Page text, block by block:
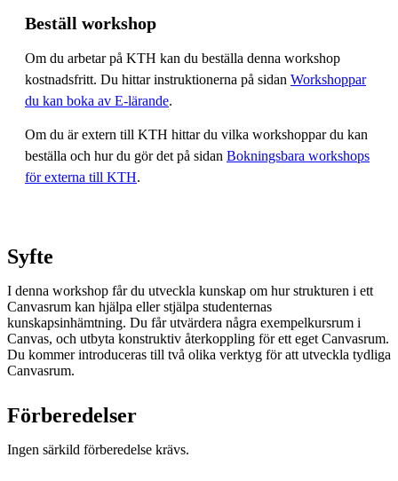
Beställ workshop
Om du arbetar på KTH kan du beställa denna workshop
kostnadsfritt. Du hittar instruktionerna på sidan Workshoppar
du kan boka av E-lärande.
Om du är extern till KTH hittar du vilka workshoppar du kan
beställa och hur du gör det på sidan Bokningsbara workshops
för externa till KTH.
Syfte
I denna workshop får du utveckla kunskap om hur strukturen i ett
Canvasrum kan hjälpa eller stjälpa studenternas
kunskapsinhämtning. Du får utvärdera några exempelkursrum i
Canvas, och utbyta konstruktiv återkoppling för ett eget Canvasrum.
Du kommer introduceras till två olika verktyg för att utveckla tydliga
Canvasrum.
Förberedelser
Ingen särkild förberedelse krävs.